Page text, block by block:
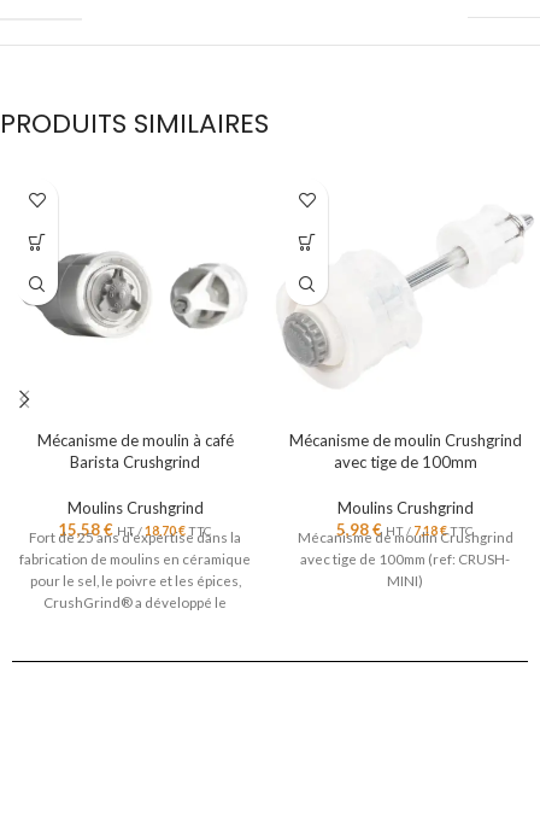
PRODUITS SIMILAIRES
Mécanisme de moulin à café
Barista Crushgrind
Moulins Crushgrind
15,58€ HT /18,70€TTC
Fort de 25 ans d'expertise dans la
fabrication de moulins en céramique
pour le sel, le poivre et les épices,
CrushGrind® a développé le
homogène.
Mécanisme de moulin Crushgrind
avec tige de 100mm
Moulins Crushgrind
5,98€ HT / 7,18€TTC
Mécanisme de moulin Crushgrind
avec tige de 100mm (ref: CRUSH-
MINI)